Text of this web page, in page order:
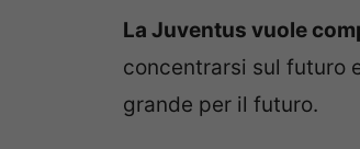
La Juventus vuole
concentrarsi sul futuro
grande per il futuro.